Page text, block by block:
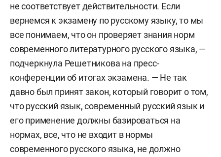
не соответствует действительности. Если
вернемся к экзамену по русскому языку, то мы
все понимаем, что он проверяет знания норм
современного литературного русского языка, —
подчеркнула Решетникова на пресс-
конференции об итогах экзамена. — Не так
давно был принят закон, который говорит о том,
что русский язык, современный русский язык и
его применение должны базироваться на
нормах, все, что не входит в нормы
современного русского языка, не должно